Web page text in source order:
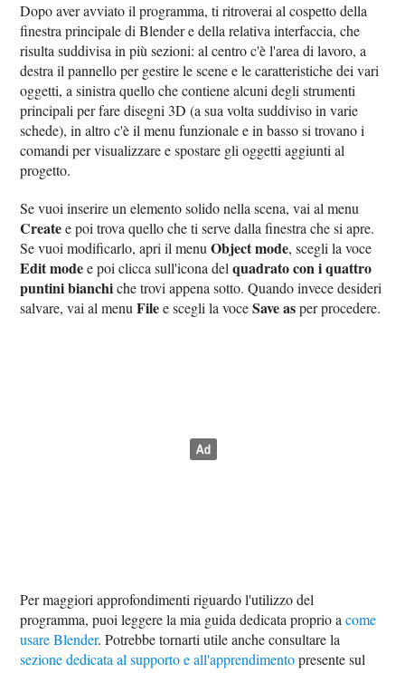
Dopo aver avviato il programma, ti ritroverai al cospetto della
finestra principale di Blender e della relativa interfaccia, che
risulta suddivisa in più sezioni: al centro c'è l'area di lavoro, a
destra il pannello per gestire le scene e le caratteristiche dei vari
oggetti, a sinistra quello che contiene alcuni degli strumenti
principali per fare disegni 3D (a sua volta suddiviso in varie
schede), in altro c'è il menu funzionale e in basso si trovano i
comandi per visualizzare e spostare gli oggetti aggiunti al
progetto.
Se vuoi inserire un elemento solido nella scena, vai al menu
Createe poi trova quello che ti serve dalla finestra che si apre.
Se vuoi modificarlo, apri il menuObject mode, scegli la voce
Edit modee poi clicca sull'icona delquadrato con i quattro
puntini bianchiche trovi appena sotto. Quando invece desideri
salvare, vai al menuFilee scegli la voceSave asper procedere.
Per maggiori approfondimenti riguardo l'utilizzo del
programma, puoi leggere la mia guida dedicata proprio acome
usare Blender. Potrebbe tornarti utile anche consultare la
sezione dedicata al supporto e all'apprendimentopresente sul